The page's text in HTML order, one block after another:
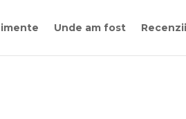
Unde am fost Recenzii